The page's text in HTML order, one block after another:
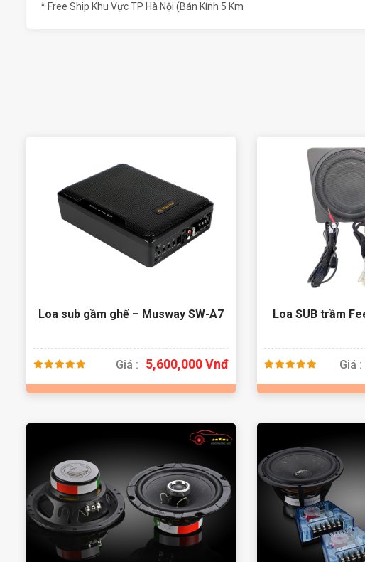
* Free Ship Khu Vực TP Hà Nội (Bán Kính 5 Km
Loa sub gầm ghế – Musway SW-A7
Giá : 5,600,000 Vnđ
Loa SUB trầm
Giá :